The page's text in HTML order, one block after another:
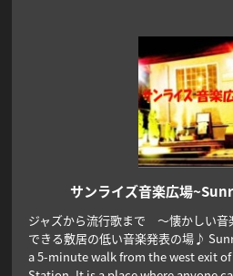
サンライズ音楽広場
ジャズから流行歌まで ～懐かしい
できる敷居の低い音楽発表の場♪
a 5-minute walk from the west exit